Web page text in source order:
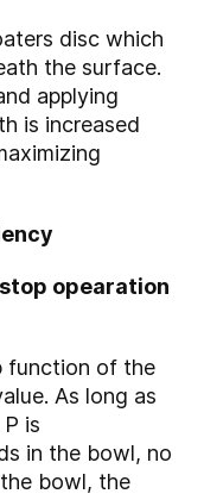
disc which
the surface.
applying
is increased
opearation
function of the
As long as
is
in the bowl, no
bowl, the